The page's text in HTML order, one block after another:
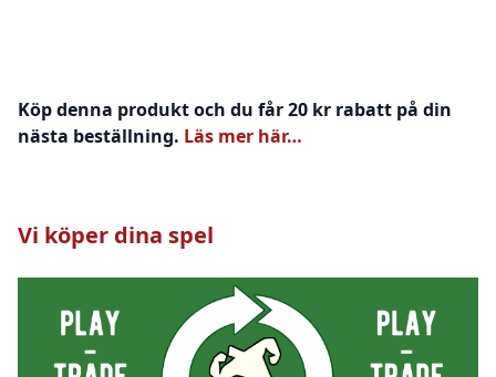
Köp denna produkt och du får 20 kr rabatt på din
nästa beställning. Läs mer här…
Vi köper dina spel